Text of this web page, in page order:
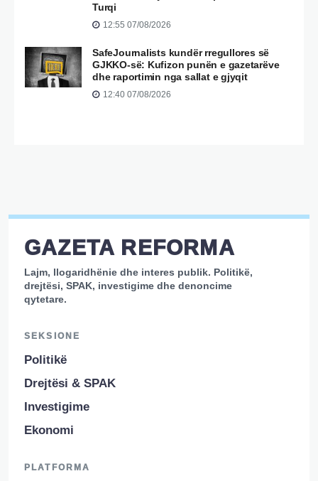
Turqi
12:55 07/08/2026
SafeJournalists kundër rregullores së
GJKKO-së: Kufizon punën e gazetarëve
dhe raportimin nga sallat e gjyqit
12:40 07/08/2026
GAZETA REFORMA
Lajm, llogaridhënie dhe interes publik. Politikë,
drejtësi, SPAK, investigime dhe denoncime
qytetare.
SEKSIONE
Politikë
Drejtësi & SPAK
Investigime
Ekonomi
PLATFORMA